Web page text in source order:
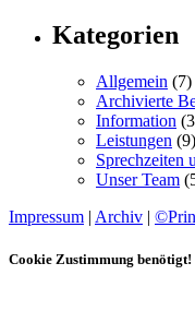
Kategorien
Allgemein (7)
Archivierte
Information
Leistungen (9)
Sprechzeiten
Unser Team
Impressum | Archiv |
Cookie Zustimmung benötigt!